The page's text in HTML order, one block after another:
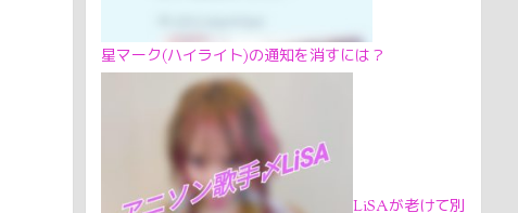
星マーク(ハイライト)の通知を消すには？
LiSAが老けて別